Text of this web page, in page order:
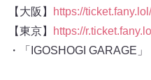
【大阪】
https://
【東京】
https://
・「IGOSHOGI GARAGE」